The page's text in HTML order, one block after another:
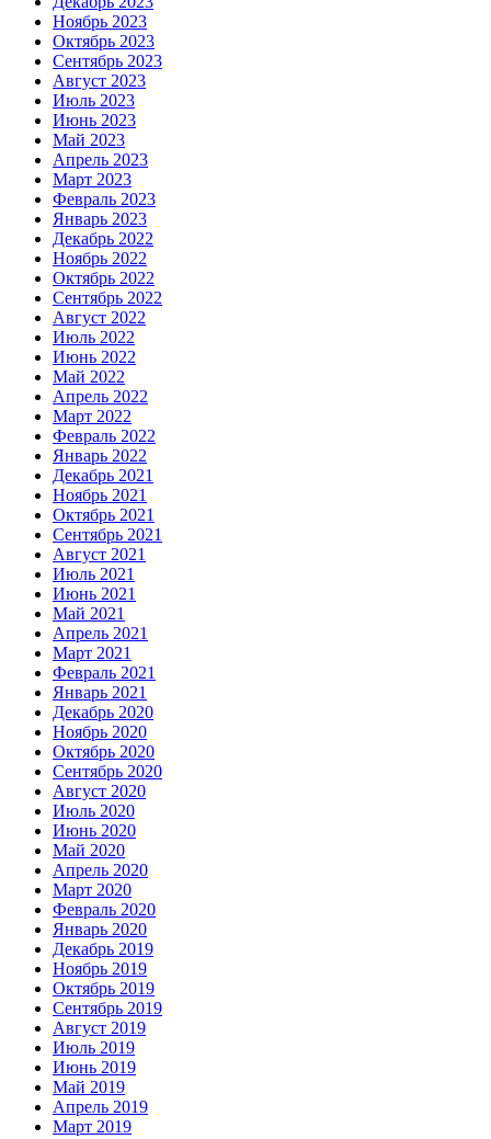
Ноябрь 2023
Октябрь 2023
Сентябрь 2023
Август 2023
Июль 2023
Июнь 2023
Май 2023
Апрель 2023
Март 2023
Февраль 2023
Январь 2023
Декабрь 2022
Ноябрь 2022
Октябрь 2022
Сентябрь 2022
Август 2022
Июль 2022
Июнь 2022
Май 2022
Апрель 2022
Март 2022
Февраль 2022
Январь 2022
Декабрь 2021
Ноябрь 2021
Октябрь 2021
Сентябрь 2021
Август 2021
Июль 2021
Июнь 2021
Май 2021
Апрель 2021
Март 2021
Февраль 2021
Январь 2021
Декабрь 2020
Ноябрь 2020
Октябрь 2020
Сентябрь 2020
Август 2020
Июль 2020
Июнь 2020
Май 2020
Апрель 2020
Март 2020
Февраль 2020
Январь 2020
Декабрь 2019
Ноябрь 2019
Октябрь 2019
Сентябрь 2019
Август 2019
Июль 2019
Июнь 2019
Май 2019
Апрель 2019
Март 2019